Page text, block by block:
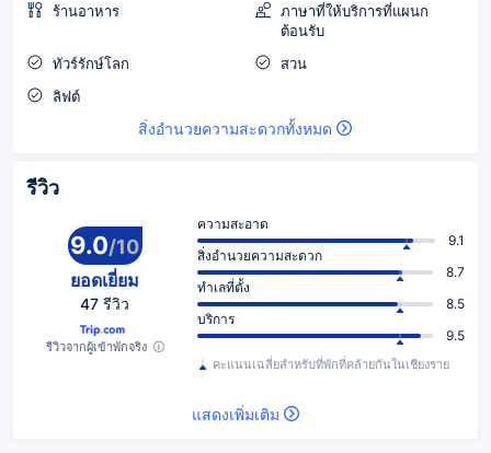
ร้านอาหาร
ภาษาที่ให้บริการที่แผนก
ต้อนรับ
ทัวร์รักษ์โลก
สวน
ลิฟต์
สิ่งอำนวยความสะดวกทั้งหมด
รีวิว
9.0/10
ยอดเยี่ยม
47 รีวิว
รีวิวจากผู้เข้าพักจริง
ความสะอาด
9.1
สิ่งอำนวยความสะดวก
8.7
ทำเลที่ตั้ง
8.5
บริการ
9.5
คะแนนเฉลี่ยสำหรับที่พักที่คล้ายกันในเชียงราย
แสดงเพิ่มเติม